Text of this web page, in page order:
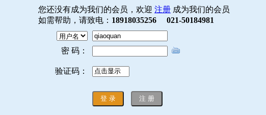
您还没有成为我们的会员，欢迎 注册 成为我们的会员
如需帮助，请致电： 18918035256 021-50184981
密 码：
验证码：